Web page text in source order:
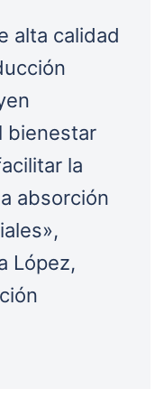
alta calidad
bienestar
la
absorción
López,